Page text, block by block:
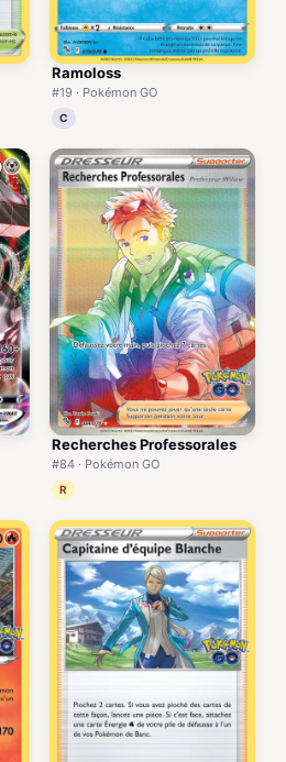
Ramoloss
#19 · Pokémon GO
C
Recherches Professorales
#84 · Pokémon GO
R